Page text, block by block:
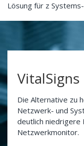
Lösung für z
VitalSigns
Die Alternative zu
Netzwerk- und
deutlich niedrigere
Netzwerkmonitor.